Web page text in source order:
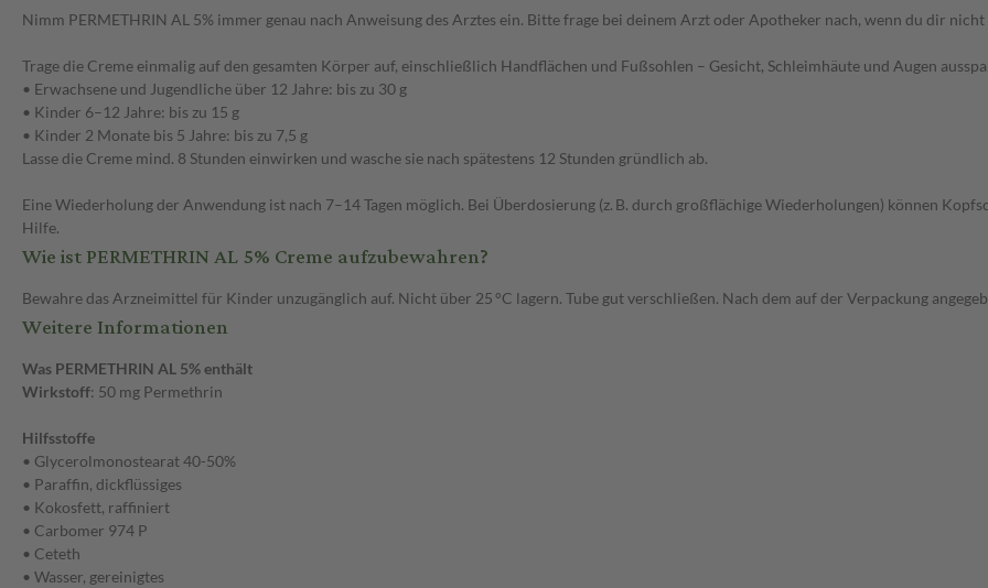
Nimm PERMETHRIN AL 5% immer genau nach Anweisung des Arztes ein. Bitte frage bei deinem Arzt oder Apotheker nach, wenn du dir
Trage die Creme einmalig auf den gesamten Körper auf, einschließlich Handflächen und Fußsohlen – Gesicht, Schleimhäute und Augen
• Erwachsene und Jugendliche über 12 Jahre: bis zu 30 g
• Kinder 6–12 Jahre: bis zu 15 g
• Kinder 2 Monate bis 5 Jahre: bis zu 7,5 g
Lasse die Creme mind. 8 Stunden einwirken und wasche sie nach spätestens 12 Stunden gründlich ab.
Eine Wiederholung der Anwendung ist nach 7–14 Tagen möglich. Bei Überdosierung (z. B. durch großflächige Wiederholungen) können
Hilfe.
Wie ist PERMETHRIN AL 5% Creme aufzubewahren?
Bewahre das Arzneimittel für Kinder unzugänglich auf. Nicht über 25 °C lagern. Tube gut verschließen. Nach dem auf der Verpackung
Weitere Informationen
Was PERMETHRIN AL 5% enthält
Wirkstoff: 50 mg Permethrin
Hilfsstoffe
• Glycerolmonostearat 40-50%
• Paraffin, dickflüssiges
• Kokosfett, raffiniert
• Carbomer 974 P
• Ceteth
• Wasser, gereinigtes